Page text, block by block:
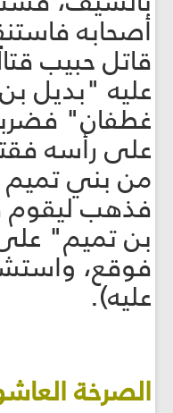
أصحابه
قاتل حبيب
عليه "بديل
غطفان"
على رأسه
من بني
فذهب
بن تميم"
فوقع،
عليه).
الصرخة